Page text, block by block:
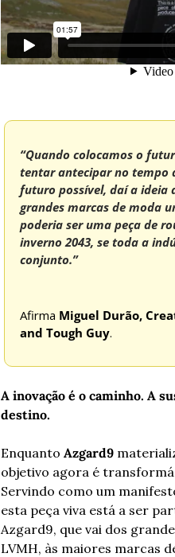
“Quando colocamos o
tentar antecipar no tempo
futuro possível, daí a ideia
grandes marcas de moda
poderia ser uma peça de
inverno 2043, se toda a
conjunto.”
Afirma Miguel Durão,
and Tough Guy.
A inovação é o caminho. A
destino.
Enquanto Azgard9
objetivo agora é
Servindo como um
esta peça viva está a ser
Azgard9, que vai dos
LVMH, às maiores marcas